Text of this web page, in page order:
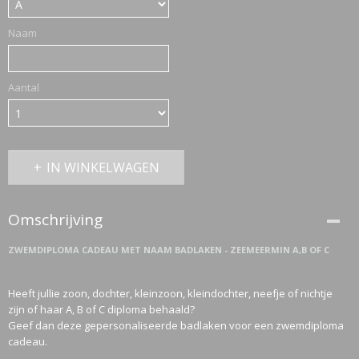
Naam
Aantal
IN WINKELWAGEN
Omschrijving
ZWEMDIPLOMA CADEAU MET NAAM BADLAKEN - ZEEMEERMIN A,B OF C
Heeft jullie zoon, dochter, kleinzoon, kleindochter, neefje of nichtje
zijn of haar A, B of C diploma behaald?
Geef dan deze gepersonaliseerde badlaken voor een zwemdiploma
cadeau.